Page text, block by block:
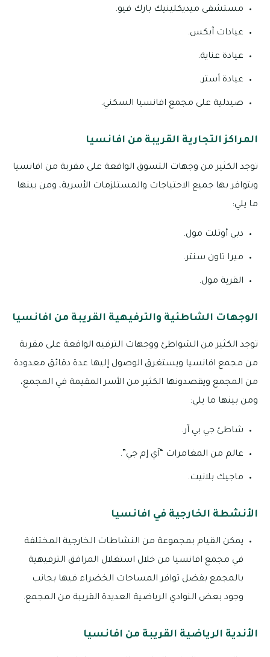
مستشفى ميديكلينيك بارك فيو.
عيادات آبكس.
عيادة عناية.
عيادة أستر.
صيدلية على مجمع افانسيا السكني.
المراكز التجارية القريبة من افانسيا
توجد الكثير من وجهات التسوق الواقعة على مقربة من افانسيا
ويتوافر بها جميع الاحتياجات والمستلزمات الأسرية، ومن بينها
ما يلي:
دبي أوتلت مول.
ميرا تاون سنتر.
القرية مول.
الوجهات الشاطئية والترفيهية القريبة من افانسيا
توجد الكثير من الشواطئ ووجهات الترفيه الواقعة على مقربة
من مجمع افانسيا ويستغرق الوصول إليها عدة دقائق معدودة
من المجمع ويقصدونها الكثير من الأسر المقيمة في المجمع،
ومن بينها ما يلي:
شاطئ جي بي آر.
عالم من المغامرات “آي إم جي”.
ماجيك بلانيت.
الأنشطة الخارجية في افانسيا
يمكن القيام بمجموعة من النشاطات الخارجية المختلفة
في مجمع افانسيا من خلال استغلال المرافق الترفيهية
بالمجمع بفضل توافر المساحات الخضراء فيها بجانب
وجود بعض النوادي الرياضية العديدة القريبة من المجمع.
الأندية الرياضية القريبة من افانسيا